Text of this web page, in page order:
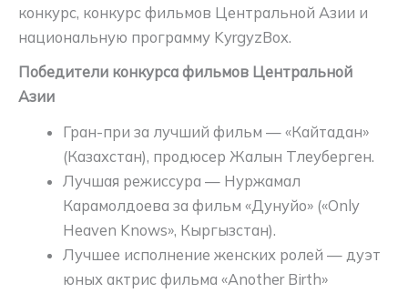
конкурс, конкурс фильмов Центральной Азии и
национальную программу KyrgyzBox.
Победители конкурса фильмов Центральной
Азии
Гран-при за лучший фильм — «Кайтадан»
(Казахстан), продюсер Жалын Тлеуберген.
Лучшая режиссура — Нуржамал
Карамолдоева за фильм «Дунуйо» («Only
Heaven Knows», Кыргызстан).
Лучшее исполнение женских ролей — дуэт
юных актрис фильма «Another Birth»